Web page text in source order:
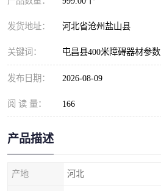
发货地址： 河北省沧州盐山县
关键词： 屯昌县400米障碍器材参数
发布日期： 2026-08-09
阅 读 量： 166
产品描述
产地 河北